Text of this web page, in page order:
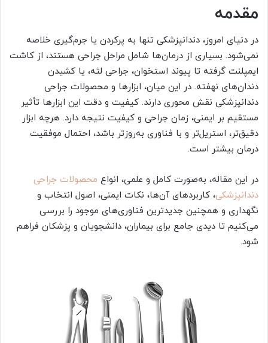
مقدمه
در دنیای امروز، دندانپزشکی تنها به پرکردن یا جرم‌گیری خلاصه
نمی‌شود. بسیاری از درمان‌ها شامل مراحل جراحی هستند، از کاشت
ایمپلنت گرفته تا پیوند استخوان، جراحی لثه، یا کشیدن
دندان‌های نهفته. در این میان، ابزارها و محصولات جراحی
دندانپزشکی نقش محوری دارند. کیفیت و دقت این ابزارها تأثیر
مستقیم بر ایمنی، زمان جراحی و کیفیت نتیجه دارد. هرچه ابزار
دقیق‌تر، استریل‌تر و با فناوری به‌روزتر باشد، احتمال موفقیت
درمان بیشتر است.
در این مقاله، به‌صورت کامل و علمی، انواع محصولات جراحی
دندانپزشکی، کاربردهای آن‌ها، نکات ایمنی، اصول انتخاب و
نگهداری و همچنین جدیدترین فناوری‌های موجود را بررسی
می‌کنیم تا دیدی جامع برای بیماران، دانشجویان و پزشکان فراهم
شود.